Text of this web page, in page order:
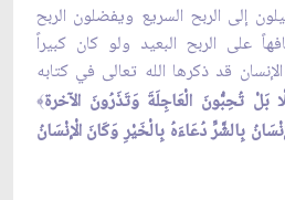
إلى الربح السريع ويفضلون الربح
على الربح البعيد ولو كان كبيراً
قد ذكرها الله تعالى في كتابه
بَلْ تُحِبُّونَ الْعَاجِلَةَ وَتَذَرُونَ الآخرة﴾
بِالشَّرِّ دُعَاءَهُ بِالْخَيْرِ وَكَانَ الْإنْسَانُ